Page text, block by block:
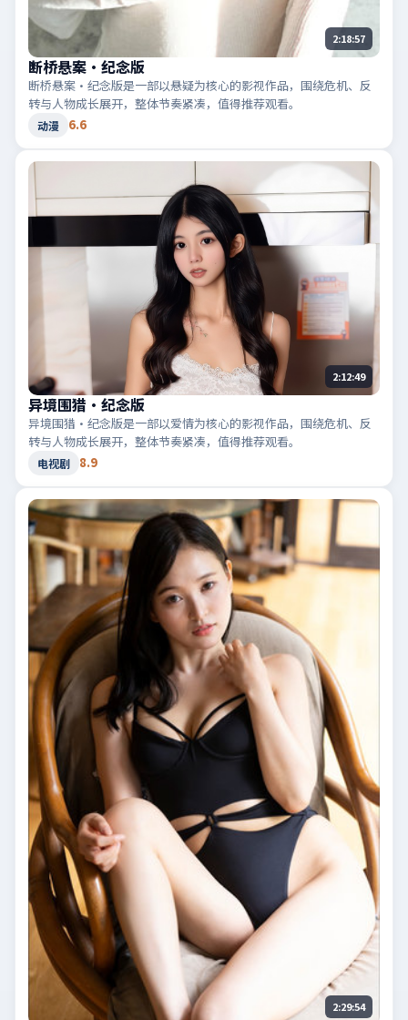
2:18:57
断桥悬案·纪念版
断桥悬案·纪念版是一部以悬疑为核心的影视作品，围绕危机、反
转与人物成长展开，整体节奏紧凑，值得推荐观看。
动漫 6.6
2:12:49
异境围猎·纪念版
异境围猎·纪念版是一部以爱情为核心的影视作品，围绕危机、反
转与人物成长展开，整体节奏紧凑，值得推荐观看。
电视剧 8.9
2:29:54